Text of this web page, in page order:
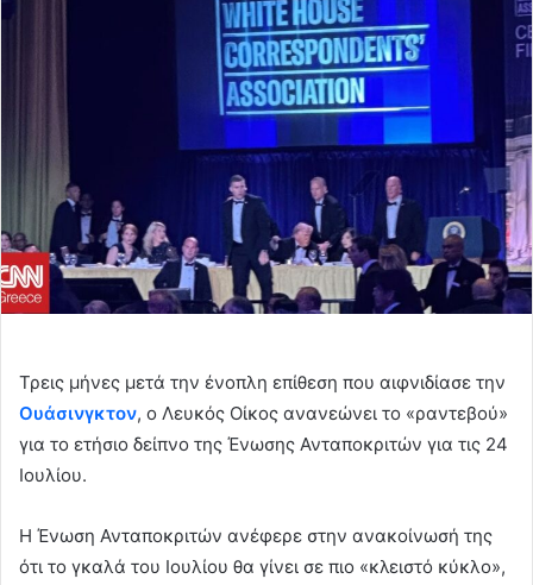
Τρεις μήνες μετά την ένοπλη επίθεση που αιφνιδίασε την
Ουάσινγκτον, ο Λευκός Οίκος ανανεώνει το «ραντεβού»
για το ετήσιο δείπνο της Ένωσης Ανταποκριτών για τις 24
Ιουλίου.
Η Ένωση Ανταποκριτών ανέφερε στην ανακοίνωσή της
ότι το γκαλά του Ιουλίου θα γίνει σε πιο «κλειστό κύκλο»,